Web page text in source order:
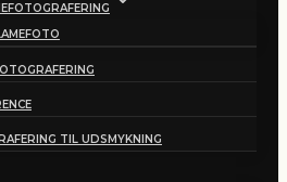
TIL UDSMYKNING